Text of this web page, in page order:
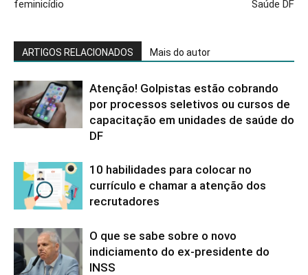
feminicídio Saúde DF
ARTIGOS RELACIONADOS Mais do autor
Atenção! Golpistas estão cobrando
por processos seletivos ou cursos de
capacitação em unidades de saúde do
DF
10 habilidades para colocar no
currículo e chamar a atenção dos
recrutadores
O que se sabe sobre o novo
indiciamento do ex-presidente do
INSS